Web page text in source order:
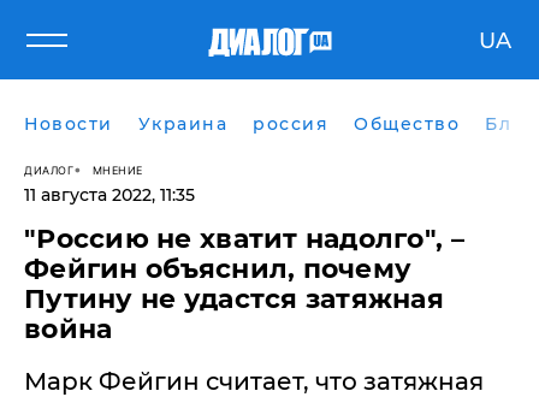
UA
Новости Украина россия Общество
ДИАЛОГ МНЕНИЕ
11 августа 2022, 11:35
"Россию не хватит надолго", –
Фейгин объяснил, почему
Путину не удастся затяжная
война
Марк Фейгин считает, что затяжная